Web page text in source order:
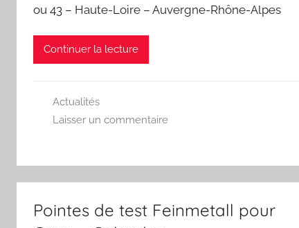
ou 43 – Haute-Loire – Auvergne-Rhône-Alpes
Continuer la lecture
Actualités
Laisser un commentaire
Pointes de test Feinmetall pour